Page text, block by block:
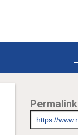
Permalink